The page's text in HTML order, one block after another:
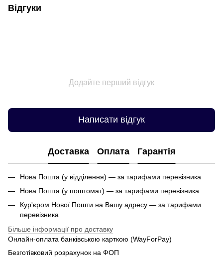
Відгуки
Додайте перший відгук
Написати відгук
Доставка Оплата Гарантія
Нова Пошта (у відділення) — за тарифами перевізника
Нова Пошта (у поштомат) — за тарифами перевізника
Кур'єром Нової Пошти на Вашу адресу — за тарифами
перевізника
Більше інформації про доставку
Онлайн-оплата банківською карткою (WayForPay)
Безготівковий розрахунок на ФОП